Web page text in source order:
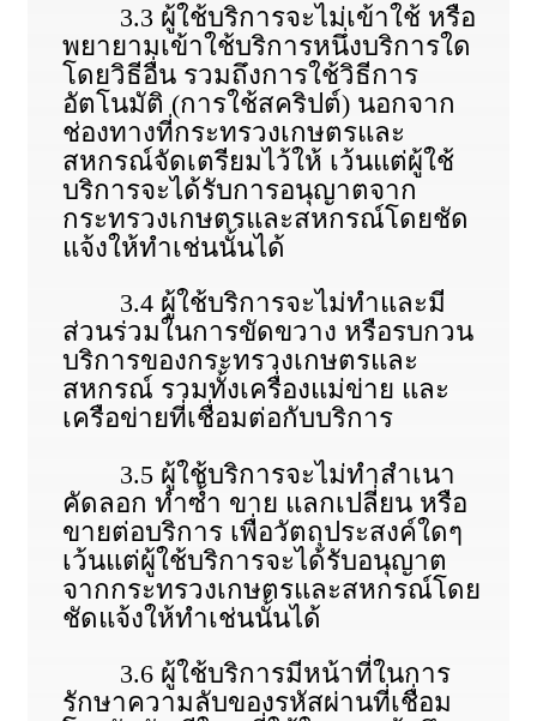
3.3 ผู้ใช้บริการจะไม่เข้าใช้ หรือ
พยายามเข้าใช้บริการหนึ่งบริการใด
โดยวิธีอื่น รวมถึงการใช้วิธีการ
อัตโนมัติ (การใช้สคริปต์) นอกจาก
ช่องทางที่กระทรวงเกษตรและ
สหกรณ์จัดเตรียมไว้ให้ เว้นแต่ผู้ใช้
บริการจะได้รับการอนุญาตจาก
กระทรวงเกษตรและสหกรณ์โดยชัด
แจ้งให้ทำเช่นนั้นได้
3.4 ผู้ใช้บริการจะไม่ทําและมี
ส่วนร่วมในการขัดขวาง หรือรบกวน
บริการของกระทรวงเกษตรและ
สหกรณ์ รวมทั้งเครื่องแม่ข่าย และ
เครือข่ายที่เชื่อมต่อกับบริการ
3.5 ผู้ใช้บริการจะไม่ทําสําเนา
คัดลอก ทําซ้ำ ขาย แลกเปลี่ยน หรือ
ขายต่อบริการ เพื่อวัตถุประสงค์ใดๆ
เว้นแต่ผู้ใช้บริการจะได้รับอนุญาต
จากกระทรวงเกษตรและสหกรณ์โดย
ชัดแจ้งให้ทําเช่นนั้นได้
3.6 ผู้ใช้บริการมีหน้าที่ในการ
รักษาความลับของรหัสผ่านที่เชื่อม